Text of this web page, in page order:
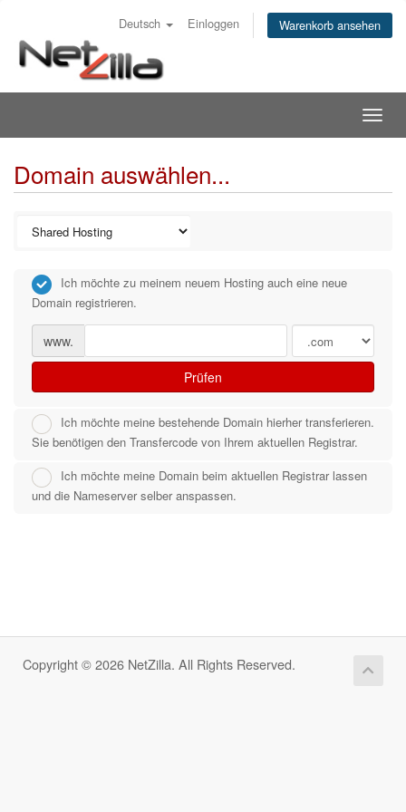
Deutsch Einloggen Warenkorb ansehen
Domain auswählen...
Ich möchte zu meinem neuem Hosting auch eine neue
Domain registrieren.
www.
Prüfen
Ich möchte meine bestehende Domain hierher transferieren.
Sie benötigen den Transfercode von Ihrem aktuellen Registrar.
Ich möchte meine Domain beim aktuellen Registrar lassen
und die Nameserver selber anspassen.
Copyright © 2026 NetZilla. All Rights Reserved.